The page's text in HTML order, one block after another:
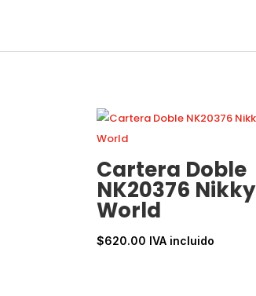
Cartera Doble
NK20376 Nikky
World
$620.00 IVA incluido